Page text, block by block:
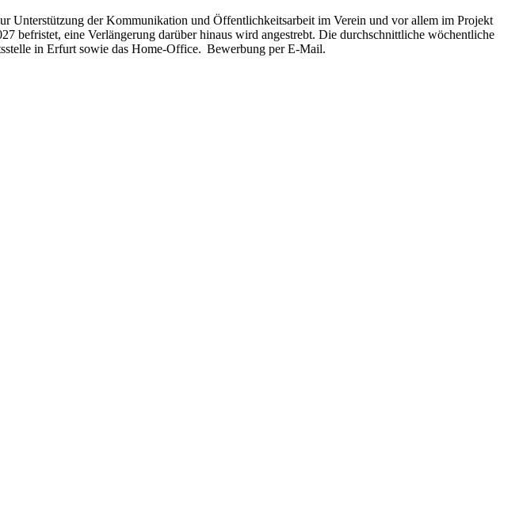
Unterstützung der Kommunikation und Öffentlichkeitsarbeit im Verein und vor allem im Projekt
eine Verlängerung darüber hinaus wird angestrebt. Die durchschnittliche wöchentliche
in Erfurt sowie das Home-Office. Bewerbung per E-Mail.